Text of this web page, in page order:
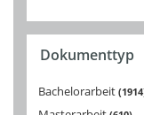
Dokumenttyp
Bachelorarbeit 1914